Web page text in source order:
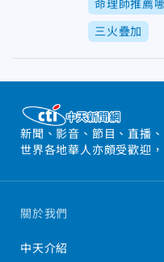
命理師推薦
三火疊加
新聞、影音、節目、直播
世界各地華人亦頗受歡迎
關於我們
中天介紹